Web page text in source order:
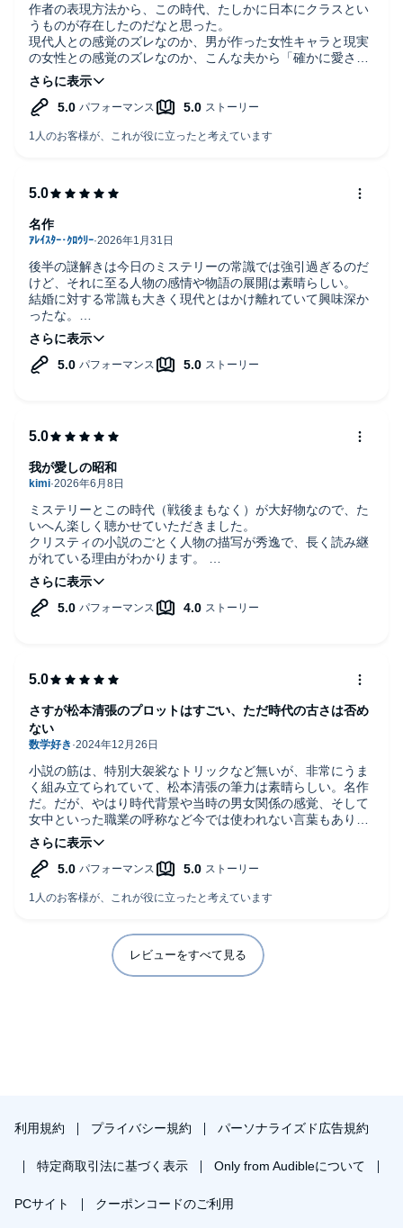
作者の表現方法から、この時代、たしかに日本にクラスとい
うものが存在したのだなと思った。
現代人との感覚のズレなのか、男が作った女性キャラと現実
の女性との感覚のズレなのか、こんな夫から「確かに愛され
てる」的な表現するかな？気持ち悪いとしか思えない。
トラトリポカだったかのナレーションもこの人がやれば良か
後半の謎解きは今日のミステリーの常識では強引過ぎるのだ
けど、それに至る人物の感情や物語の展開は素晴らしい。
結婚に対する常識も大きく現代とはかけ離れていて興味深か
ったな。
ナレーションはいつも感心するばかり。きっと何度となく本
を読み尽くしてるんだろうと思う。
名作
ミステリーとこの時代（戦後まもなく）が大好物なので、た
いへん楽しく聴かせていただきました。
クリスティの小説のごとく人物の描写が秀逸で、長く読み継
がれている理由がわかります。
本筋のミステリーも気になる展開が続き、退屈することなく
最後までたどり着きました。
途中禎子の女の勘（！）が冴えわたりすぎて、物的証拠の少
我が愛しの昭和
小説の筋は、特別大袈裟なトリックなど無いが、非常にうま
く組み立てられていて、松本清張の筆力は素晴らしい。名作
だ。だが、やはり時代背景や当時の男女関係の感覚、そして
女中といった職業の呼称など今では使われない言葉もあり、
時代の古さを感じる。私が最初に読んだのは昭和43年前後の
高校生の頃だったが、当時はこのような古さは感じず、ごく
普通に受け止められた社会背景であった。
さすが松本清張のプロットはすごい、ただ時代の古さは否め
ない
レビューをすべて見る
利用規約 プライバシー規約 パーソナライズド広告規約
特定商取引法に基づく表示 Only from Audibleについて
PCサイト クーポンコードのご利用